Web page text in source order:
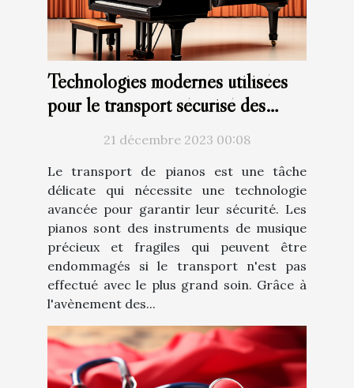
Technologies modernes utilisées
pour le transport sécurisé des
21 décembre 2023 00:08
Le transport de pianos est une tâche
délicate qui nécessite une technologie
avancée pour garantir leur sécurité. Les
pianos sont des instruments de musique
précieux et fragiles qui peuvent être
endommagés si le transport n'est pas
effectué avec le plus grand soin. Grâce à
l'avènement des...